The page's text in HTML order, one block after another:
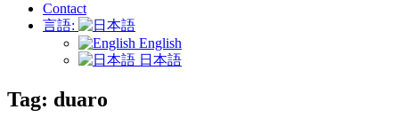
Contact
言語:
English
日本語
Tag: duaro